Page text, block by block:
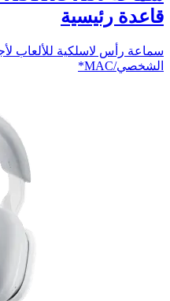
قاعدة رئيسية
الشخصي/MAC*